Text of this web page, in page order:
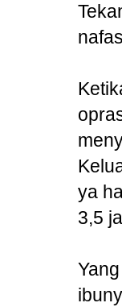
ya
3,5